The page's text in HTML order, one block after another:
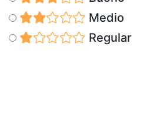
Medio
Regular